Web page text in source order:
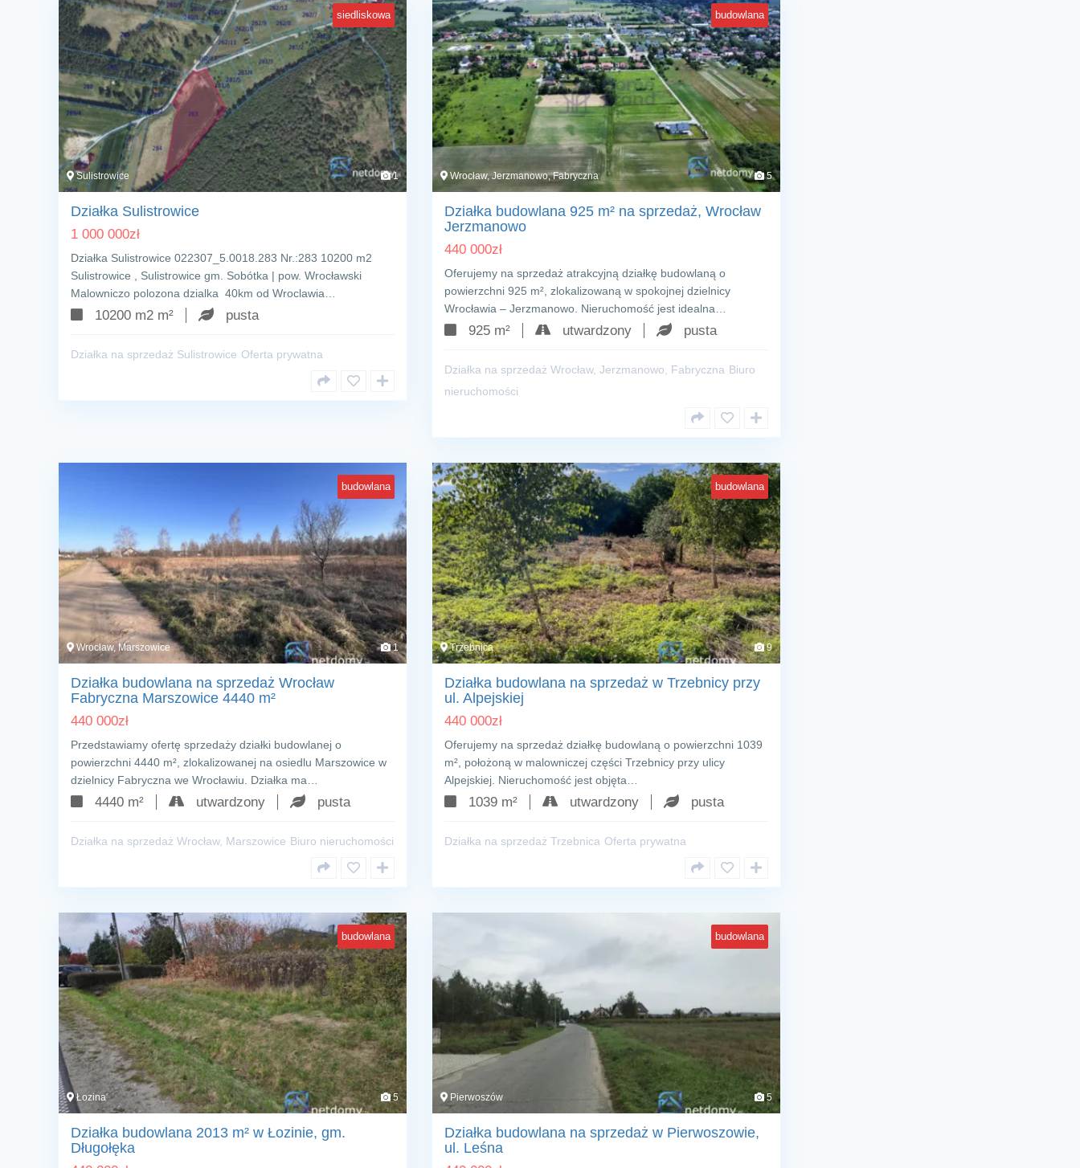
siedliskowa
Sulistrowice 1
Działka Sulistrowice
1 000 000zł
Działka Sulistrowice 022307_5.0018.283 Nr.:283 10200 m2
Sulistrowice , Sulistrowice gm. Sobótka | pow. Wrocławski
Malowniczo polozona dzialka 40km od Wroclawia…
10200 m2 m² pusta
Działka na sprzedaż Sulistrowice Oferta prywatna
budowlana
Wrocław, Jerzmanowo, Fabryczna 5
Działka budowlana 925 m² na sprzedaż, Wrocław
Jerzmanowo
440 000zł
Oferujemy na sprzedaż atrakcyjną działkę budowlaną o
powierzchni 925 m², zlokalizowaną w spokojnej dzielnicy
Wrocławia – Jerzmanowo. Nieruchomość jest idealna…
925 m² utwardzony pusta
Działka na sprzedaż Wrocław, Jerzmanowo, Fabryczna Biuro
nieruchomości
budowlana
Wrocław, Marszowice 1
Działka budowlana na sprzedaż Wrocław
Fabryczna Marszowice 4440 m²
440 000zł
Przedstawiamy ofertę sprzedaży działki budowlanej o
powierzchni 4440 m², zlokalizowanej na osiedlu Marszowice w
dzielnicy Fabryczna we Wrocławiu. Działka ma…
4440 m² utwardzony pusta
Działka na sprzedaż Wrocław, Marszowice Biuro nieruchomości
budowlana
Trzebnica 9
Działka budowlana na sprzedaż w Trzebnicy przy
ul. Alpejskiej
440 000zł
Oferujemy na sprzedaż działkę budowlaną o powierzchni 1039
m², położoną w malowniczej części Trzebnicy przy ulicy
Alpejskiej. Nieruchomość jest objęta…
1039 m² utwardzony pusta
Działka na sprzedaż Trzebnica Oferta prywatna
budowlana
Łozina 5
Działka budowlana 2013 m² w Łozinie, gm.
Długołęka
budowlana
Pierwoszów 5
Działka budowlana na sprzedaż w Pierwoszowie,
ul. Leśna